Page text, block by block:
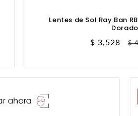
Lentes de Sol Ray Ban
Dorado
Precio
$ 3,528 $